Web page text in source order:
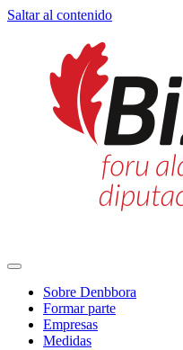
Saltar al contenido
Navegación
principal
Sobre Denbbora
Formar parte
Empresas
Medidas